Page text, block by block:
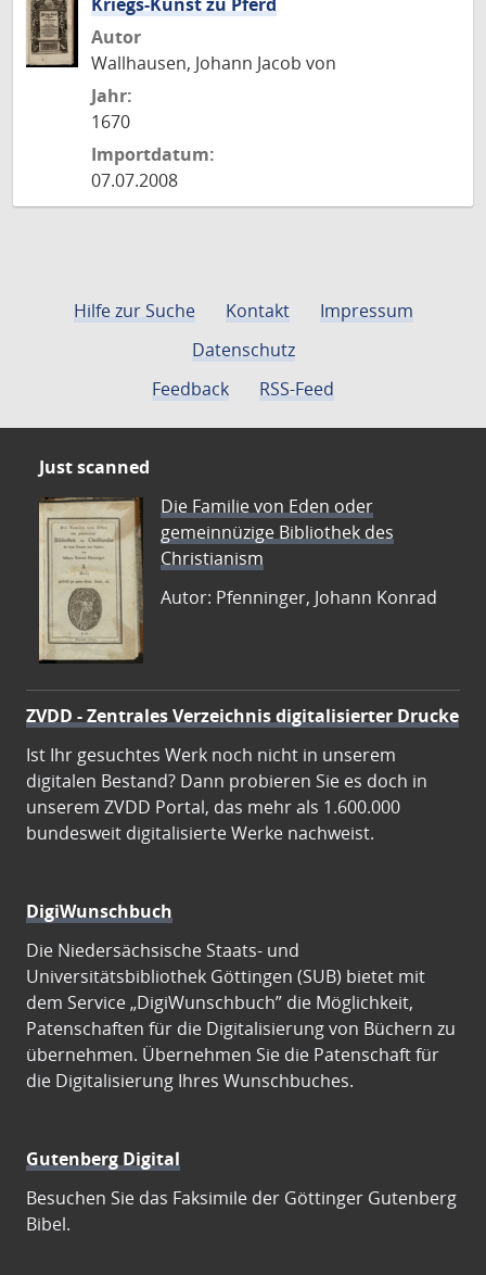
Autor
Wallhausen, Johann Jacob von
Jahr:
1670
Importdatum:
07.07.2008
Hilfe zur Suche Kontakt
Impressum
Datenschutz
Feedback
RSS-Feed
Just scanned
Die Familie von Eden oder
gemeinnüzige Bibliothek des
Christianism
Autor: Pfenninger, Johann Konrad
ZVDD - Zentrales Verzeichnis digitalisierter Drucke
Ist Ihr gesuchtes Werk noch nicht in unserem
digitalen Bestand? Dann probieren Sie es doch in
unserem ZVDD Portal, das mehr als 1.600.000
bundesweit digitalisierte Werke nachweist.
DigiWunschbuch
Die Niedersächsische Staats- und
Universitätsbibliothek Göttingen (SUB) bietet mit
dem Service „DigiWunschbuch” die Möglichkeit,
Patenschaften für die Digitalisierung von Büchern zu
übernehmen. Übernehmen Sie die Patenschaft für
die Digitalisierung Ihres Wunschbuches.
Gutenberg Digital
Besuchen Sie das Faksimile der Göttinger Gutenberg
Bibel.